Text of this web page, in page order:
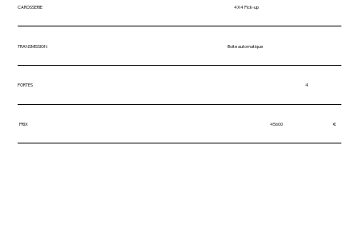
4
PORTES
Boite automatique
TRANSMISSION
4X4 Pick-up
CAROSSERIE
PRIX 45600 €